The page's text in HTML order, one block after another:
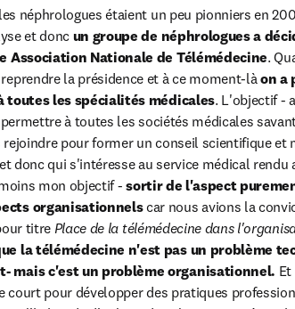
néphrologues étaient un peu pionniers en
et donc un groupe de néphrologues a
Association Nationale de Télémédecine.
la présidence et à ce moment-là on a
les spécialités médicales. L'objectif -
à toutes les sociétés médicales
pour former un conseil scientifique
donc qui s'intéresse au service médical rendu
mon objectif - sortir de l'aspect
organisationnels car nous avions la
titre Place de la télémédecine dans
la télémédecine n'est pas un problème
mais c'est un problème organisationnel.
court pour développer des pratiques